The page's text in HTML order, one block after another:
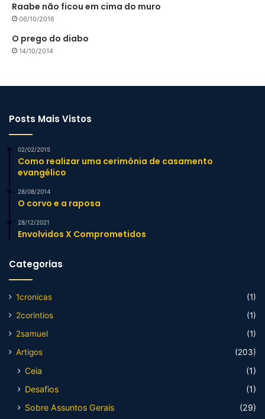
Raabe não ficou em cima do muro
06/10/2016
O prego do diabo
14/10/2014
Posts Mais Vistos
02/02/2015
Como realizar uma cerimônia de casamento
evangélico
28/08/2014
O corvo e a raposa
28/12/2021
Envolvidos X Comprometidos
Categorias
1cronicas
(1)
2corintios
(1)
2samuel
(1)
Artigos
(203)
Ceia
(1)
Desafios
(1)
Sobre Assuntos Gerais
(29)